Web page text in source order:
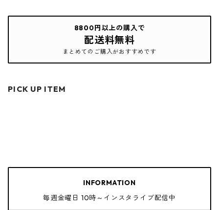
8800円以上の購入で
配送料無料
まとめてのご購入がおすすめです
PICK UP ITEM
INFORMATION
毎週金曜日 10時～インスタライブ配信中